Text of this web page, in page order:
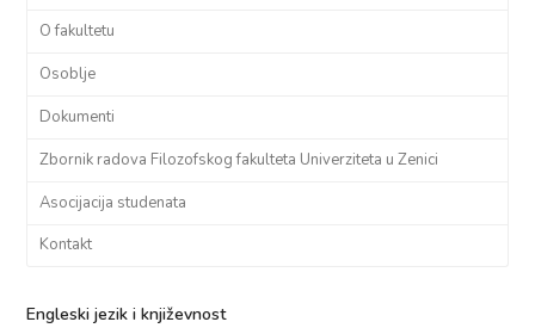
O fakultetu
Osoblje
Dokumenti
Zbornik radova Filozofskog fakulteta Univerziteta u Zenici
Asocijacija studenata
Kontakt
Engleski jezik i književnost